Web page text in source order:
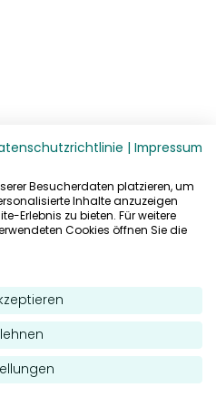
| Impressum
Besucherdaten platzieren, um
Inhalte anzuzeigen
Erlebnis zu bieten. Für weitere
Cookies öffnen Sie die